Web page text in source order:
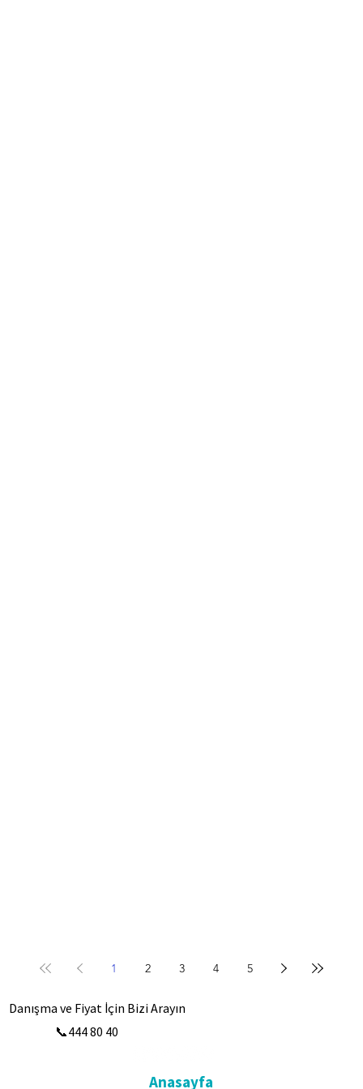
1 2 3 4 5
Danışma ve Fiyat İçin Bizi Arayın
📞444 80 40
Anasayfa